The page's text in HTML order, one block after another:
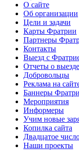
О сайте
Об организации
Цели и задачи
Карты Фратрии
Партнеры
Контакты
Выезд с
Отчеты о выезде
Добровольцы
Реклама на
Баннеры
Мероприятия
Информеры
Учим новые
Копилка сайта
Двадцатое
Наши проекты